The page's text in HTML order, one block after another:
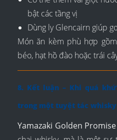
bật các tầng vị
Dùng ly Glencairn giúp
Món ăn kèm phù hợp
béo, hạt hồ đào hoặc trái
8. Kết luận – Khi quá
trong một tuyệt tác whisky
Yamazaki Golden